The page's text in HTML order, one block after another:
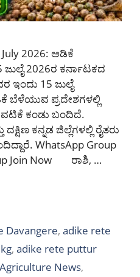
July 2026: ಅಡಿಕೆ
2026ರ ಕರ್ನಾಟಕದ
ಇಂದು 15 ಜುಲೈ
ಬೆಳೆಯುವ ಪ್ರದೇಶಗಳಲ್ಲಿ
ಕಂಡು ಬಂದಿದೆ.
ಕನ್ನಡ ಜಿಲ್ಲೆಗಳಲ್ಲಿ ರೈತರು
WhatsApp Group
Join Now ರಾಶಿ, …
Davangere,adike rete
, adike rete puttur
Agriculture News,